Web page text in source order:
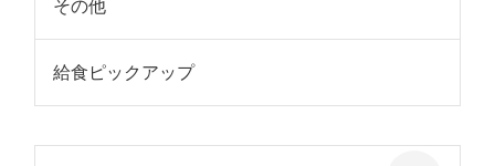
その他
給食ピックアップ